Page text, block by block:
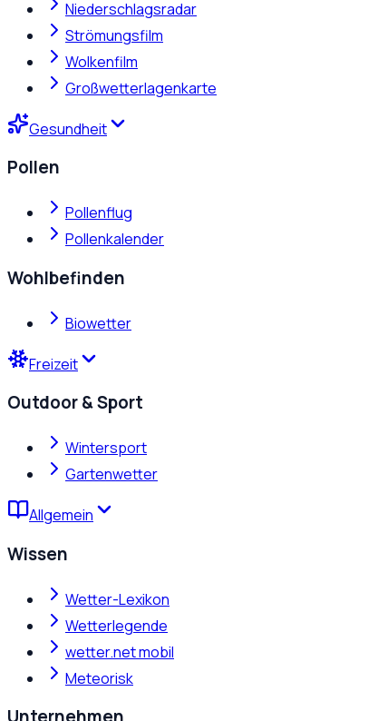
Niederschlagsradar
Strömungsfilm
Wolkenfilm
Großwetterlagenkarte
Gesundheit
Pollen
Pollenflug
Pollenkalender
Wohlbefinden
Biowetter
Freizeit
Outdoor & Sport
Wintersport
Gartenwetter
Allgemein
Wissen
Wetter-Lexikon
Wetterlegende
wetter.net mobil
Meteorisk